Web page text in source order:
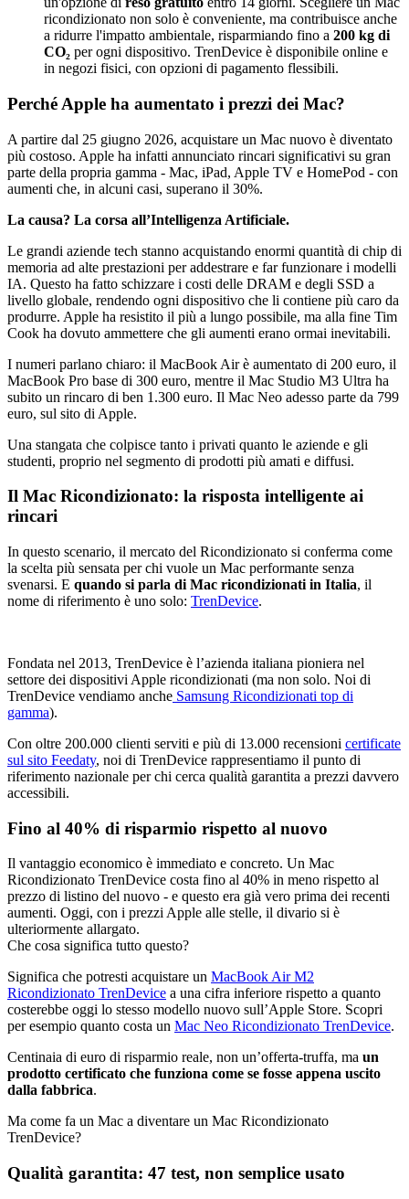
ricondizionato non solo è conveniente, ma contribuisce anche
a ridurre l'impatto ambientale, risparmiando fino a 200 kg di
CO₂ per ogni dispositivo. TrenDevice è disponibile online e
in negozi fisici, con opzioni di pagamento flessibili.
Perché Apple ha aumentato i prezzi dei Mac?
A partire dal 25 giugno 2026, acquistare un Mac nuovo è diventato
più costoso. Apple ha infatti annunciato rincari significativi su gran
parte della propria gamma - Mac, iPad, Apple TV e HomePod - con
aumenti che, in alcuni casi, superano il 30%.
La causa? La corsa all’Intelligenza Artificiale.
Le grandi aziende tech stanno acquistando enormi quantità di chip di
memoria ad alte prestazioni per addestrare e far funzionare i modelli
IA. Questo ha fatto schizzare i costi delle DRAM e degli SSD a
livello globale, rendendo ogni dispositivo che li contiene più caro da
produrre. Apple ha resistito il più a lungo possibile, ma alla fine Tim
Cook ha dovuto ammettere che gli aumenti erano ormai inevitabili.
I numeri parlano chiaro: il MacBook Air è aumentato di 200 euro, il
MacBook Pro base di 300 euro, mentre il Mac Studio M3 Ultra ha
subito un rincaro di ben 1.300 euro. Il Mac Neo adesso parte da 799
euro, sul sito di Apple.
Una stangata che colpisce tanto i privati quanto le aziende e gli
studenti, proprio nel segmento di prodotti più amati e diffusi.
Il Mac Ricondizionato: la risposta intelligente ai
rincari
In questo scenario, il mercato del Ricondizionato si conferma come
la scelta più sensata per chi vuole un Mac performante senza
svenarsi. E quando si parla di Mac ricondizionati in Italia, il
nome di riferimento è uno solo: TrenDevice.
Fondata nel 2013, TrenDevice è l’azienda italiana pioniera nel
settore dei dispositivi Apple ricondizionati (ma non solo. Noi di
TrenDevice vendiamo anche Samsung Ricondizionati top di
gamma).
Con oltre 200.000 clienti serviti e più di 13.000 recensioni certificate
sul sito Feedaty, noi di TrenDevice rappresentiamo il punto di
riferimento nazionale per chi cerca qualità garantita a prezzi davvero
accessibili.
Fino al 40% di risparmio rispetto al nuovo
Il vantaggio economico è immediato e concreto. Un Mac
Ricondizionato TrenDevice costa fino al 40% in meno rispetto al
prezzo di listino del nuovo - e questo era già vero prima dei recenti
aumenti. Oggi, con i prezzi Apple alle stelle, il divario si è
ulteriormente allargato.
Che cosa significa tutto questo?
Significa che potresti acquistare un MacBook Air M2
Ricondizionato TrenDevice a una cifra inferiore rispetto a quanto
costerebbe oggi lo stesso modello nuovo sull’Apple Store. Scopri
per esempio quanto costa un Mac Neo Ricondizionato TrenDevice.
Centinaia di euro di risparmio reale, non un’offerta-truffa, ma un
prodotto certificato che funziona come se fosse appena uscito
dalla fabbrica.
Ma come fa un Mac a diventare un Mac Ricondizionato
TrenDevice?
Qualità garantita: 47 test, non semplice usato